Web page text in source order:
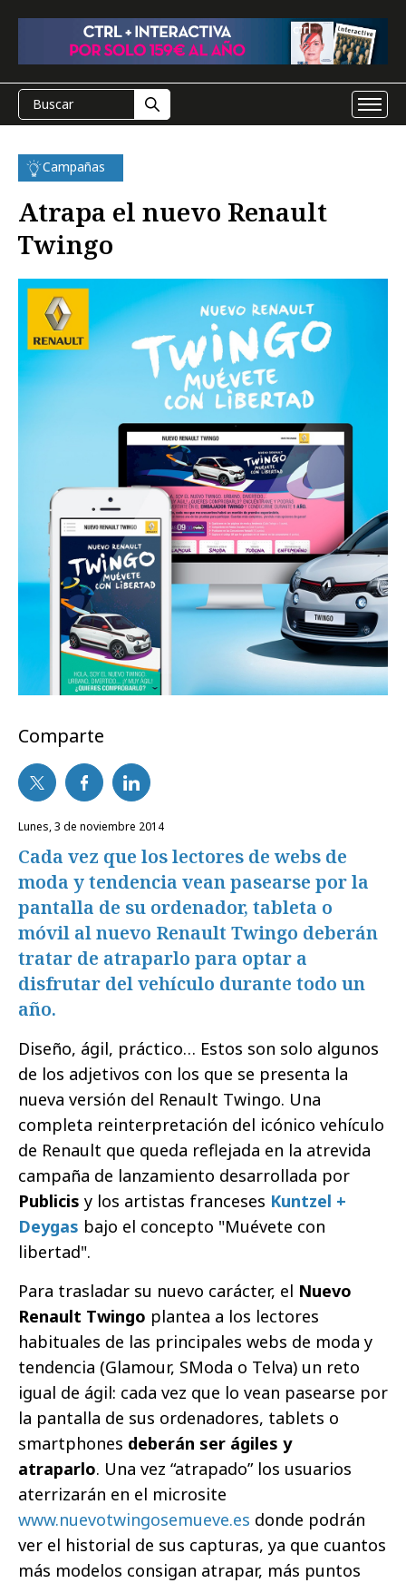
Campañas
Atrapa el nuevo Renault
Twingo
Comparte
lunes, 3 de noviembre 2014
Cada vez que los lectores de webs de
moda y tendencia vean pasearse por la
pantalla de su ordenador, tableta o
móvil al nuevo Renault Twingo deberán
tratar de atraparlo para optar a
disfrutar del vehículo durante todo un
año.
Diseño, ágil, práctico… Estos son solo algunos
de los adjetivos con los que se presenta la
nueva versión del Renault Twingo. Una
completa reinterpretación del icónico vehículo
de Renault que queda reflejada en la atrevida
campaña de lanzamiento desarrollada por
Publicis y los artistas franceses Kuntzel +
Deygas bajo el concepto "Muévete con
libertad".
Para trasladar su nuevo carácter, el Nuevo
Renault Twingo plantea a los lectores
habituales de las principales webs de moda y
tendencia (Glamour, SModa o Telva) un reto
igual de ágil: cada vez que lo vean pasearse por
la pantalla de sus ordenadores, tablets o
smartphones deberán ser ágiles y
atraparlo. Una vez “atrapado” los usuarios
aterrizarán en el microsite
www.nuevotwingosemueve.es donde podrán
ver el historial de sus capturas, ya que cuantos
más modelos consigan atrapar, más puntos